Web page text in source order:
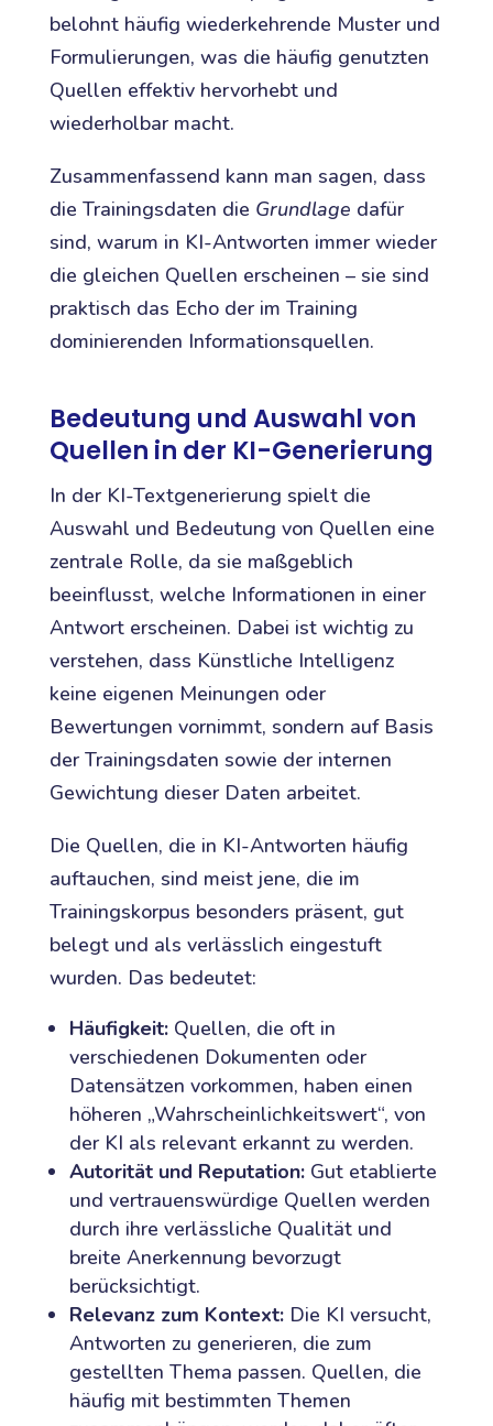
belohnt häufig wiederkehrende Muster und
Formulierungen, was die häufig genutzten
Quellen effektiv hervorhebt und
wiederholbar macht.
Zusammenfassend kann man sagen, dass
die Trainingsdaten die Grundlage dafür
sind, warum in KI-Antworten immer wieder
die gleichen Quellen erscheinen – sie sind
praktisch das Echo der im Training
dominierenden Informationsquellen.
Bedeutung und Auswahl von
Quellen in der KI-Generierung
In der KI-Textgenerierung spielt die
Auswahl und Bedeutung von Quellen eine
zentrale Rolle, da sie maßgeblich
beeinflusst, welche Informationen in einer
Antwort erscheinen. Dabei ist wichtig zu
verstehen, dass Künstliche Intelligenz
keine eigenen Meinungen oder
Bewertungen vornimmt, sondern auf Basis
der Trainingsdaten sowie der internen
Gewichtung dieser Daten arbeitet.
Die Quellen, die in KI-Antworten häufig
auftauchen, sind meist jene, die im
Trainingskorpus besonders präsent, gut
belegt und als verlässlich eingestuft
wurden. Das bedeutet:
Häufigkeit:Quellen, die oft in
verschiedenen Dokumenten oder
Datensätzen vorkommen, haben einen
höheren „Wahrscheinlichkeitswert“, von
der KI als relevant erkannt zu werden.
Autorität und Reputation:Gut etablierte
und vertrauenswürdige Quellen werden
durch ihre verlässliche Qualität und
breite Anerkennung bevorzugt
berücksichtigt.
Relevanz zum Kontext:Die KI versucht,
Antworten zu generieren, die zum
gestellten Thema passen. Quellen, die
häufig mit bestimmten Themen